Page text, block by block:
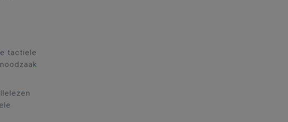
tactiele